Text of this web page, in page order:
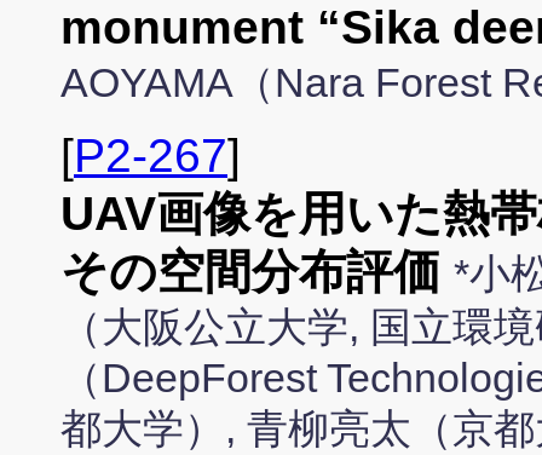
monument “Sika
AOYAMA（Nara Forest
[P2-267]
UAV画像を用いた熱
その空間分布評価 *小
（大阪公立大学, 国立環
（DeepForest
都大学）, 青柳亮太（京